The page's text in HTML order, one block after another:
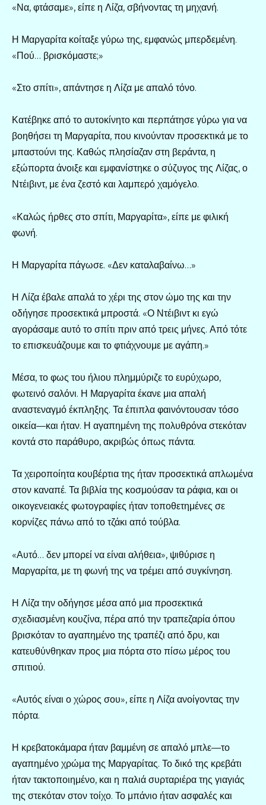
«Να, φτάσαμε», είπε η Λίζα, σβήνοντας τη μηχανή.
Η Μαργαρίτα κοίταξε γύρω της, εμφανώς μπερδεμένη.
«Πού… βρισκόμαστε;»
«Στο σπίτι», απάντησε η Λίζα με απαλό τόνο.
Κατέβηκε από το αυτοκίνητο και περπάτησε γύρω για να
βοηθήσει τη Μαργαρίτα, που κινούνταν προσεκτικά με το
μπαστούνι της. Καθώς πλησίαζαν στη βεράντα, η
εξώπορτα άνοιξε και εμφανίστηκε ο σύζυγος της Λίζας, ο
Ντέιβιντ, με ένα ζεστό και λαμπερό χαμόγελο.
«Καλώς ήρθες στο σπίτι, Μαργαρίτα», είπε με φιλική
φωνή.
Η Μαργαρίτα πάγωσε. «Δεν καταλαβαίνω…»
Η Λίζα έβαλε απαλά το χέρι της στον ώμο της και την
οδήγησε προσεκτικά μπροστά. «Ο Ντέιβιντ κι εγώ
αγοράσαμε αυτό το σπίτι πριν από τρεις μήνες. Από τότε
το επισκευάζουμε και το φτιάχνουμε με αγάπη.»
Μέσα, το φως του ήλιου πλημμύριζε το ευρύχωρο,
φωτεινό σαλόνι. Η Μαργαρίτα έκανε μια απαλή
αναστεναγμό έκπληξης. Τα έπιπλα φαινόντουσαν τόσο
οικεία—και ήταν. Η αγαπημένη της πολυθρόνα στεκόταν
κοντά στο παράθυρο, ακριβώς όπως πάντα.
Τα χειροποίητα κουβέρτια της ήταν προσεκτικά απλωμένα
στον καναπέ. Τα βιβλία της κοσμούσαν τα ράφια, και οι
οικογενειακές φωτογραφίες ήταν τοποθετημένες σε
κορνίζες πάνω από το τζάκι από τούβλα.
«Αυτό… δεν μπορεί να είναι αλήθεια», ψιθύρισε η
Μαργαρίτα, με τη φωνή της να τρέμει από συγκίνηση.
Η Λίζα την οδήγησε μέσα από μια προσεκτικά
σχεδιασμένη κουζίνα, πέρα από την τραπεζαρία όπου
βρισκόταν το αγαπημένο της τραπέζι από δρυ, και
κατευθύνθηκαν προς μια πόρτα στο πίσω μέρος του
σπιτιού.
«Αυτός είναι ο χώρος σου», είπε η Λίζα ανοίγοντας την
πόρτα.
Η κρεβατοκάμαρα ήταν βαμμένη σε απαλό μπλε—το
αγαπημένο χρώμα της Μαργαρίτας. Το δικό της κρεβάτι
ήταν τακτοποιημένο, και η παλιά συρταριέρα της γιαγιάς
της στεκόταν στον τοίχο. Το μπάνιο ήταν ασφαλές και